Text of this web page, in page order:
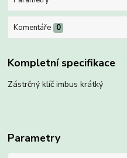
Komentáře 0
Kompletní specifikace
Zástrčný klíč imbus krátký
Parametry